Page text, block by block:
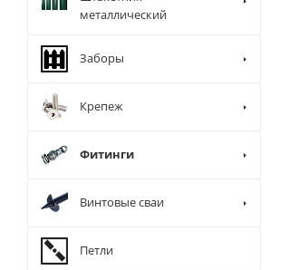
металлический
Заборы
Крепеж
Фитинги
Винтовые сваи
Петли